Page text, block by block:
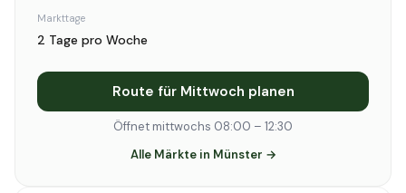
Markttage
2 Tage pro Woche
Route für Mittwoch planen
Öffnet mittwochs 08:00 – 12:30
Alle Märkte in Münster →